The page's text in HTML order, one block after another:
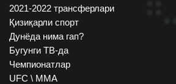
2021-2022 трансферлари
Қизиқарли спорт
Дунёда нима гап?
Бугунги ТВ-да
Чемпионатлар
UFC \ ММА